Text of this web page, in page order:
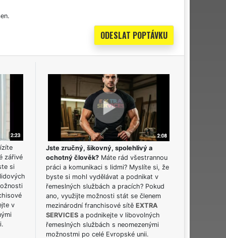
zářivé
si
v
Jste zručný, šikovný, spolehlivý a
ochotný člověk? Máte rád všestrannou
práci a komunikaci s lidmi? Myslíte si, že
byste si mohl vydělávat a podnikat v
řemeslných službách a pracích? Pokud
ano, využijte možnosti stát se členem
mezinárodní franchisové sítě EXTRA
SERVICES a podnikejte v libovolných
řemeslných službách s neomezenými
možnostmi po celé Evropské unii.